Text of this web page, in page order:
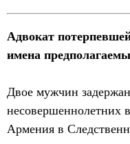
Адвокат
имена
Двое мужчин
несовершеннолетних
Армения в